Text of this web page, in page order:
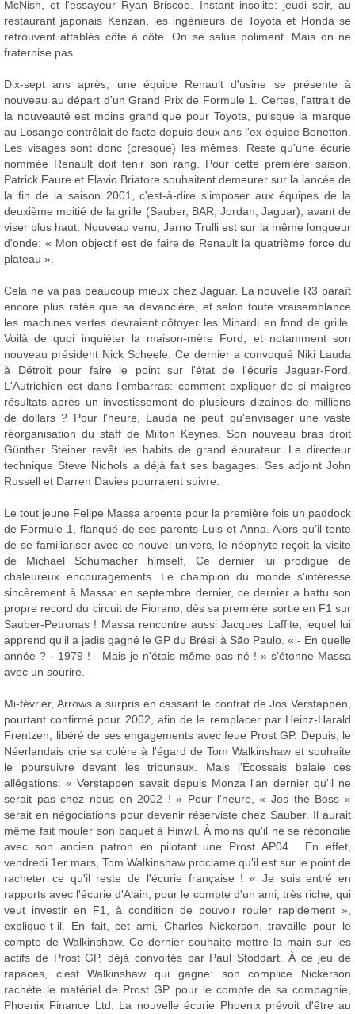
McNish, et l'essayeur Ryan Briscoe. Instant insolite: jeudi soir, au
restaurant japonais Kenzan, les ingénieurs de Toyota et Honda se
retrouvent attablés côte à côte. On se salue poliment. Mais on ne
fraternise pas.
Dix-sept ans après, une équipe Renault d'usine se présente à
nouveau au départ d'un Grand Prix de Formule 1. Certes, l'attrait de
la nouveauté est moins grand que pour Toyota, puisque la marque
au Losange contrôlait de facto depuis deux ans l'ex-équipe Benetton.
Les visages sont donc (presque) les mêmes. Reste qu'une écurie
nommée Renault doit tenir son rang. Pour cette première saison,
Patrick Faure et Flavio Briatore souhaitent demeurer sur la lancée de
la fin de la saison 2001, c'est-à-dire s'imposer aux équipes de la
deuxième moitié de la grille (Sauber, BAR, Jordan, Jaguar), avant de
viser plus haut. Nouveau venu, Jarno Trulli est sur la même longueur
d'onde: « Mon objectif est de faire de Renault la quatrième force du
plateau ».
Cela ne va pas beaucoup mieux chez Jaguar. La nouvelle R3 paraît
encore plus ratée que sa devancière, et selon toute vraisemblance
les machines vertes devraient côtoyer les Minardi en fond de grille.
Voilà de quoi inquiéter la maison-mère Ford, et notamment son
nouveau président Nick Scheele. Ce dernier a convoqué Niki Lauda
à Détroit pour faire le point sur l'état de l'écurie Jaguar-Ford.
L'Autrichien est dans l'embarras: comment expliquer de si maigres
résultats après un investissement de plusieurs dizaines de millions
de dollars ? Pour l'heure, Lauda ne peut qu'envisager une vaste
réorganisation du staff de Milton Keynes. Son nouveau bras droit
Günther Steiner revêt les habits de grand épurateur. Le directeur
technique Steve Nichols a déjà fait ses bagages. Ses adjoint John
Russell et Darren Davies pourraient suivre.
Le tout jeune Felipe Massa arpente pour la première fois un paddock
de Formule 1, flanqué de ses parents Luis et Anna. Alors qu'il tente
de se familiariser avec ce nouvel univers, le néophyte reçoit la visite
de Michael Schumacher himself, Ce dernier lui prodigue de
chaleureux encouragements. Le champion du monde s'intéresse
sincèrement à Massa: en septembre dernier, ce dernier a battu son
propre record du circuit de Fiorano, dès sa première sortie en F1 sur
Sauber-Petronas ! Massa rencontre aussi Jacques Laffite, lequel lui
apprend qu'il a jadis gagné le GP du Brésil à São Paulo. « - En quelle
année ? - 1979 ! - Mais je n'étais même pas né ! » s'étonne Massa
avec un sourire.
Mi-février, Arrows a surpris en cassant le contrat de Jos Verstappen,
pourtant confirmé pour 2002, afin de le remplacer par Heinz-Harald
Frentzen, libéré de ses engagements avec feue Prost GP. Depuis, le
Néerlandais crie sa colère à l'égard de Tom Walkinshaw et souhaite
le poursuivre devant les tribunaux. Mais l'Écossais balaie ces
allégations: « Verstappen savait depuis Monza l'an dernier qu'il ne
serait pas chez nous en 2002 ! » Pour l'heure, « Jos the Boss »
serait en négociations pour devenir réserviste chez Sauber. Il aurait
même fait mouler son baquet à Hinwil. À moins qu'il ne se réconcilie
avec son ancien patron en pilotant une Prost AP04... En effet,
vendredi 1er mars, Tom Walkinshaw proclame qu'il est sur le point de
racheter ce qu'il reste de l'écurie française ! « Je suis entré en
rapports avec l'écurie d'Alain, pour le compte d'un ami, très riche, qui
veut investir en F1, à condition de pouvoir rouler rapidement »,
explique-t-il. En fait, cet ami, Charles Nickerson, travaille pour le
compte de Walkinshaw. Ce dernier souhaite mettre la main sur les
actifs de Prost GP, déjà convoités par Paul Stoddart. À ce jeu de
rapaces, c'est Walkinshaw qui gagne: son complice Nickerson
rachète le matériel de Prost GP pour le compte de sa compagnie,
Phoenix Finance Ltd. La nouvelle écurie Phoenix prévoit d'être au